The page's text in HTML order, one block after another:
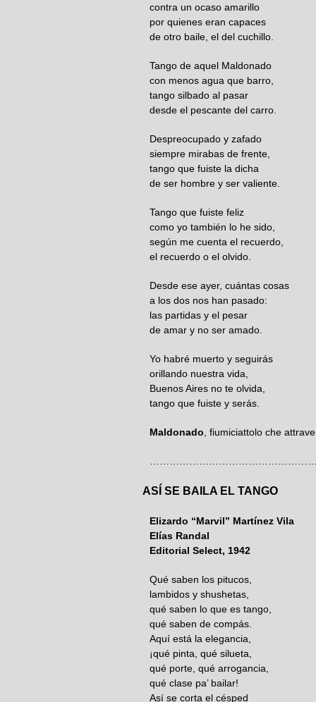
contra un ocaso amarillo
por quienes eran capaces
de otro baile, el del cuchillo.
Tango de aquel Maldonado
con menos agua que barro,
tango silbado al pasar
desde el pescante del carro.
Despreocupado y zafado
siempre mirabas de frente,
tango que fuiste la dicha
de ser hombre y ser valiente.
Tango que fuiste feliz
como yo también lo he sido,
según me cuenta el recuerdo,
el recuerdo o el olvido.
Desde ese ayer, cuántas cosas
a los dos nos han pasado:
las partidas y el pesar
de amar y no ser amado.
Yo habré muerto y seguirás
orillando nuestra vida,
Buenos Aires no te olvida,
tango que fuiste y serás.
Maldonado , fiumiciattolo che
ASÍ SE BAILA EL TANGO
Elizardo “Marvil” Martínez Vila
Elías Randal
Editorial Select, 1942
Qué saben los pitucos,
lambidos y shushetas,
qué saben lo que es tango,
qué saben de compás.
Aquí está la elegancia,
¡qué pinta, qué silueta,
qué porte, qué arrogancia,
qué clase pa’ bailar!
Así se corta el césped